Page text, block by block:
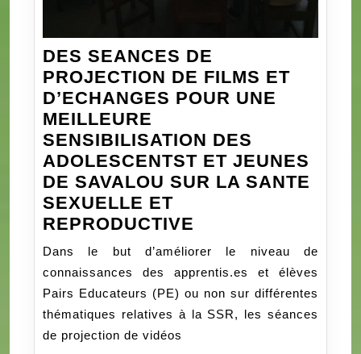
DES SEANCES DE
PROJECTION DE FILMS ET
D’ECHANGES POUR UNE
MEILLEURE
SENSIBILISATION DES
ADOLESCENTST ET JEUNES
DE SAVALOU SUR LA SANTE
SEXUELLE ET
REPRODUCTIVE
SEANCES
DE
PROJECTION
DE
Dans le but d’améliorer le niveau de
connaissances des apprentis.es et élèves
Pairs Educateurs (PE) ou non sur différentes
thématiques relatives à la SSR, les séances
de projection de vidéos